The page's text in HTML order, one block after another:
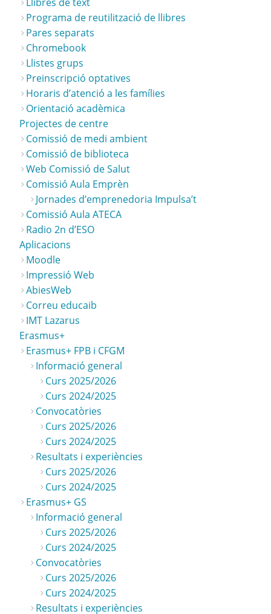
Programa de reutilització de llibres
Pares separats
Chromebook
Llistes grups
Preinscripció optatives
Horaris d’atenció a les famílies
Orientació acadèmica
Projectes de centre
Comissió de medi ambient
Comissió de biblioteca
Web Comissió de Salut
Comissió Aula Emprèn
Jornades d’emprenedoria Impulsa’t
Comissió Aula ATECA
Radio 2n d’ESO
Aplicacions
Moodle
Impressió Web
AbiesWeb
Correu educaib
IMT Lazarus
Erasmus+
Erasmus+ FPB i CFGM
Informació general
Curs 2025/2026
Curs 2024/2025
Convocatòries
Curs 2025/2026
Curs 2024/2025
Resultats i experiències
Curs 2025/2026
Curs 2024/2025
Erasmus+ GS
Informació general
Curs 2025/2026
Curs 2024/2025
Convocatòries
Curs 2025/2026
Curs 2024/2025
Resultats i experiències